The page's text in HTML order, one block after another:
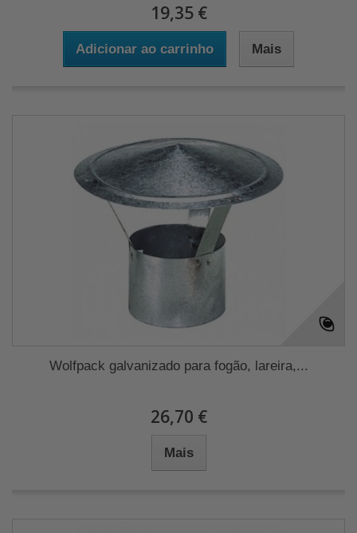
19,35 €
Adicionar ao carrinho Mais
Wolfpack galvanizado para fogão, lareira,...
26,70 €
Mais